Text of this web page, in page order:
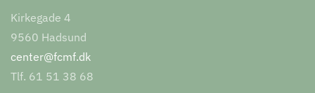
Kirkegade 4
9560 Hadsund
center@fcmf.dk
Tlf. 61 51 38 68